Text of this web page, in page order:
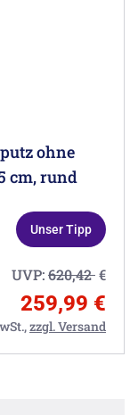
ohne
cm, rund
Unser Tipp
UVP:620,42€
259,99 €
zzgl. Versand